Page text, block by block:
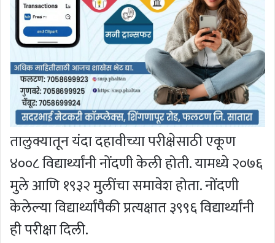
तालुक्यातून यंदा दहावीच्या परीक्षेसाठी एकूण
४००८ विद्यार्थ्यांनी नोंदणी केली होती. यामध्ये २०७६
मुले आणि १९३२ मुलींचा समावेश होता. नोंदणी
केलेल्या विद्यार्थ्यांपैकी प्रत्यक्षात ३९९६ विद्यार्थ्यांनी
ही परीक्षा दिली.